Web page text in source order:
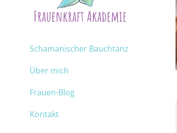
Schamanischer Bauchtanz
Über mich
Frauen-Blog
Kontakt